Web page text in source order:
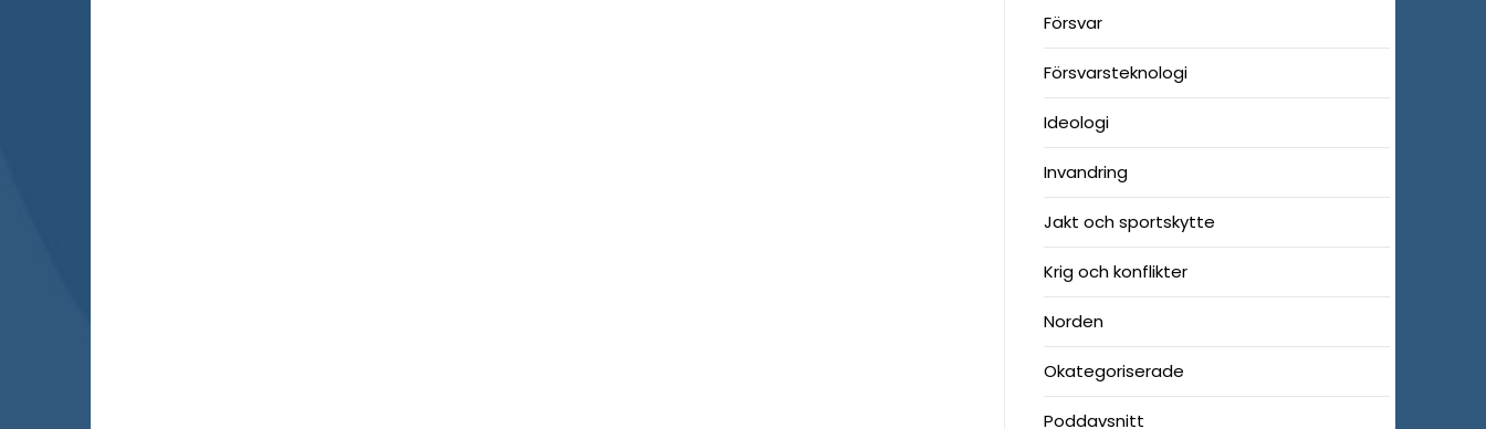
Försvar
Försvarsteknologi
Ideologi
Invandring
Jakt och sportskytte
Krig och konflikter
Norden
Okategoriserade
Poddavsnitt